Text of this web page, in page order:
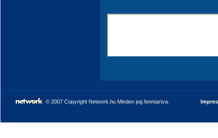
© 2007 Copyright Network.hu Minden jog fenntartva.